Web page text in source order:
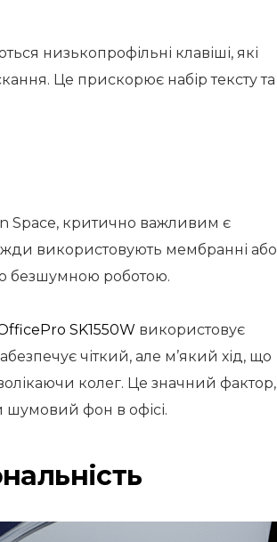
низькопрофільні клавіші, які
Це прискорює набір тексту та
Space, критично важливим є
використовують мембранні або
безшумною роботою.
SK1550W використовує
чіткий, але м’який хід, що
колег. Це значний фактор,
шумовий фон в офісі.